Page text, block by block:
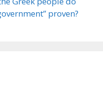
proven?